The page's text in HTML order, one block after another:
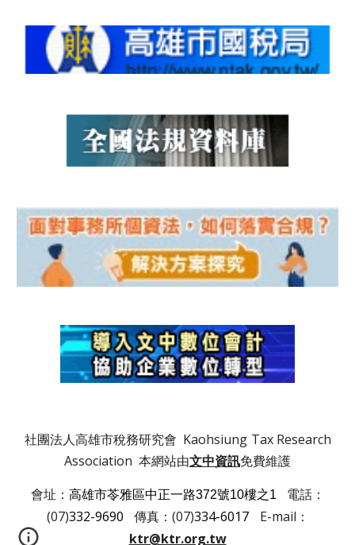
社團法人高雄市稅務研究會 Kaohsiung Tax Research
Association 本網站由文中資訊免費維護
會址： 高雄市苓雅區中正一路372號10樓之1
電話：
(07)332-9690 傳真：(07)334-6017
E-mail：
ktr@ktr.org.tw